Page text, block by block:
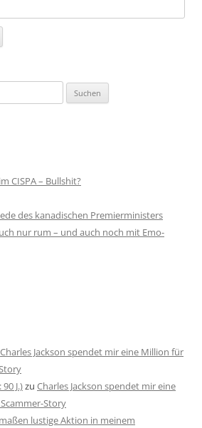
CISPA – Bullshit?
des kanadischen Premierministers
nur rum – und auch noch mit Emo-
Charles Jackson spendet mir eine Million für
J.)zu Charles Jackson spendet mir eine
Story
lustige Aktion in meinem